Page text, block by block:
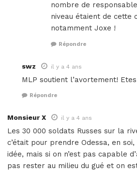
nombre de
niveau étaient de cette
notamment Joxe !
Répondre
swz il y a 4 ans
MLP soutient l’avortement!
Répondre
Monsieur X il y a 4 ans
Les 30 000 soldats Russes sur la
c’était pour prendre Odessa, en soi,
idée, mais si on n’est pas capable
pas rester au milieu du gué et on